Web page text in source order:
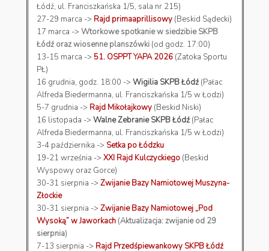
Łódź, ul. Franciszkańska 1/5, sala nr 215)
27-29 marca -> Rajd primaaprillisowy (Beskid Sądecki)
17 marca ->Wtorkowe spotkanie w siedzibie SKPB
Łódź oraz wiosenne planszówki (od godz. 17:00)
13-15 marca -> 51. OSPPT YAPA 2026 (Zatoka Sportu
PŁ)
16 grudnia, godz. 18:00 ->Wigilia SKPB Łódź (Pałac
Alfreda Biedermanna, ul. Franciszkańska 1/5 w Łodzi)
5-7 grudnia -> Rajd Mikołajkowy (Beskid Niski)
16 listopada ->Walne Zebranie SKPB Łódź (Pałac
Alfreda Biedermanna, ul. Franciszkańska 1/5 w Łodzi)
3-4 października -> Setka po Łódzku
19-21 września ->XXI Rajd Kulczyckiego (Beskid
Wyspowy oraz Gorce)
30-31 sierpnia ->Zwijanie Bazy Namiotowej Muszyna-
Złockie
30-31 sierpnia ->Zwijanie Bazy Namiotowej „Pod
Wysoką” w Jaworkach (Aktualizacja: zwijanie od 29
sierpnia)
7-13 sierpnia -> Rajd Przedśpiewankowy SKPB Łódź